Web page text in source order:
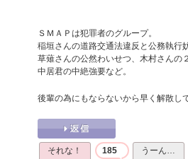
ＳＭＡＰは犯罪者のグループ。
稲垣さんの道路交通法違反と公務執行
草薙さんの公然わいせつ、木村さんの
中居君の中絶強要など。
後輩の為にもならないから早く解散し
それな！ 185 うーん…